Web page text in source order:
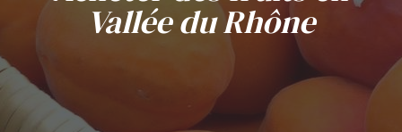
Vallée du Rhône